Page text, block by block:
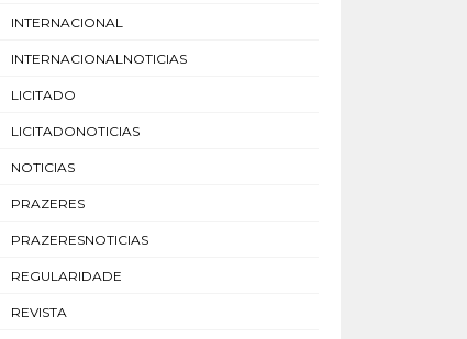
INTERNACIONAL
INTERNACIONALNOTICIAS
LICITADO
LICITADONOTICIAS
NOTICIAS
PRAZERES
PRAZERESNOTICIAS
REGULARIDADE
REVISTA